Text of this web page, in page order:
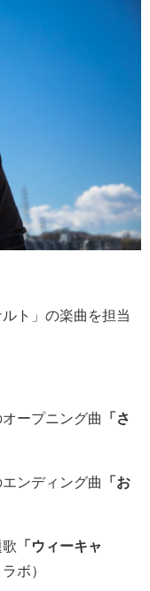
ト」の楽曲を担当
ープニング曲
「さ
ンディング曲
「お
「ウィーキャ
ボ）